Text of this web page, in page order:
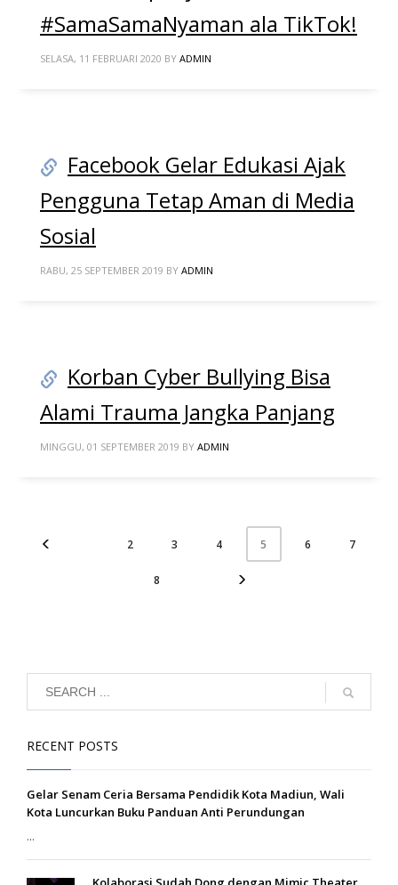
#SamaSamaNyaman ala TikTok!
SELASA, 11 FEBRUARI 2020 BY ADMIN
Facebook Gelar Edukasi Ajak
Pengguna Tetap Aman di Media
Sosial
RABU, 25 SEPTEMBER 2019 BY ADMIN
Korban Cyber Bullying Bisa
Alami Trauma Jangka Panjang
MINGGU, 01 SEPTEMBER 2019 BY ADMIN
2 3 4 5 6 7
8
RECENT POSTS
Gelar Senam Ceria Bersama Pendidik Kota Madiun, Wali
Kota Luncurkan Buku Panduan Anti Perundungan
...